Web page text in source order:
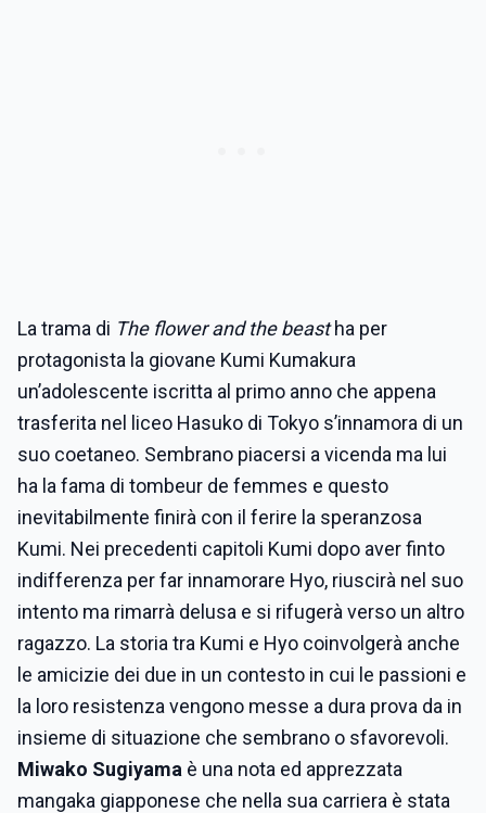
La trama di The flower and the beastha per
protagonista la giovane Kumi Kumakura
un’adolescente iscritta al primo anno che appena
trasferita nel liceo Hasuko di Tokyo s’innamora di un
suo coetaneo. Sembrano piacersi a vicenda ma lui
ha la fama di tombeur de femmes e questo
inevitabilmente finirà con il ferire la speranzosa
Kumi. Nei precedenti capitoli Kumi dopo aver finto
indifferenza per far innamorare Hyo, riuscirà nel suo
intento ma rimarrà delusa e si rifugerà verso un altro
ragazzo. La storia tra Kumi e Hyo coinvolgerà anche
le amicizie dei due in un contesto in cui le passioni e
la loro resistenza vengono messe a dura prova da in
insieme di situazione che sembrano o sfavorevoli.
Miwako Sugiyama è una nota ed apprezzata
mangaka giapponese che nella sua carriera è stata